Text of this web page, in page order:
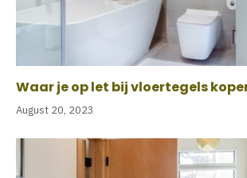
Waar je op let bij vloertegels
August 20, 2023